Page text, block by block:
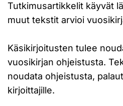
Tutkimusartikkelit käyvät
muut tekstit arvioi
Käsikirjoitusten tulee
vuosikirjan ohjeistusta.
noudata ohjeistusta,
kirjoittajille.